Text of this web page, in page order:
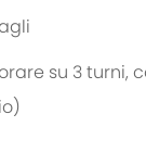
su 3 turni,